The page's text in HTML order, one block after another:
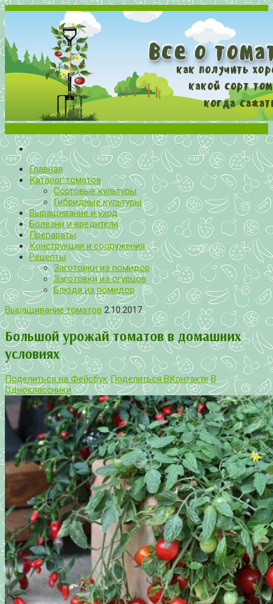
Все о томатах. Выращивание томатов. Сорта и рассада.
Выращивание и уход за томатами
Главная
Каталог томатов
Сортовые культуры
Гибридные культуры
Выращивание и уход
Болезни и вредители
Препараты
Конструкции и сооружения
Рецепты
Заготовки из помидор
Заготовки из огурцов
Блюда из помидор
Выращивание томатов 2.10.2017
Большой урожай томатов в домашних
условиях
Поделиться на Фейсбук Поделиться ВКонтакте В
Одноклассники